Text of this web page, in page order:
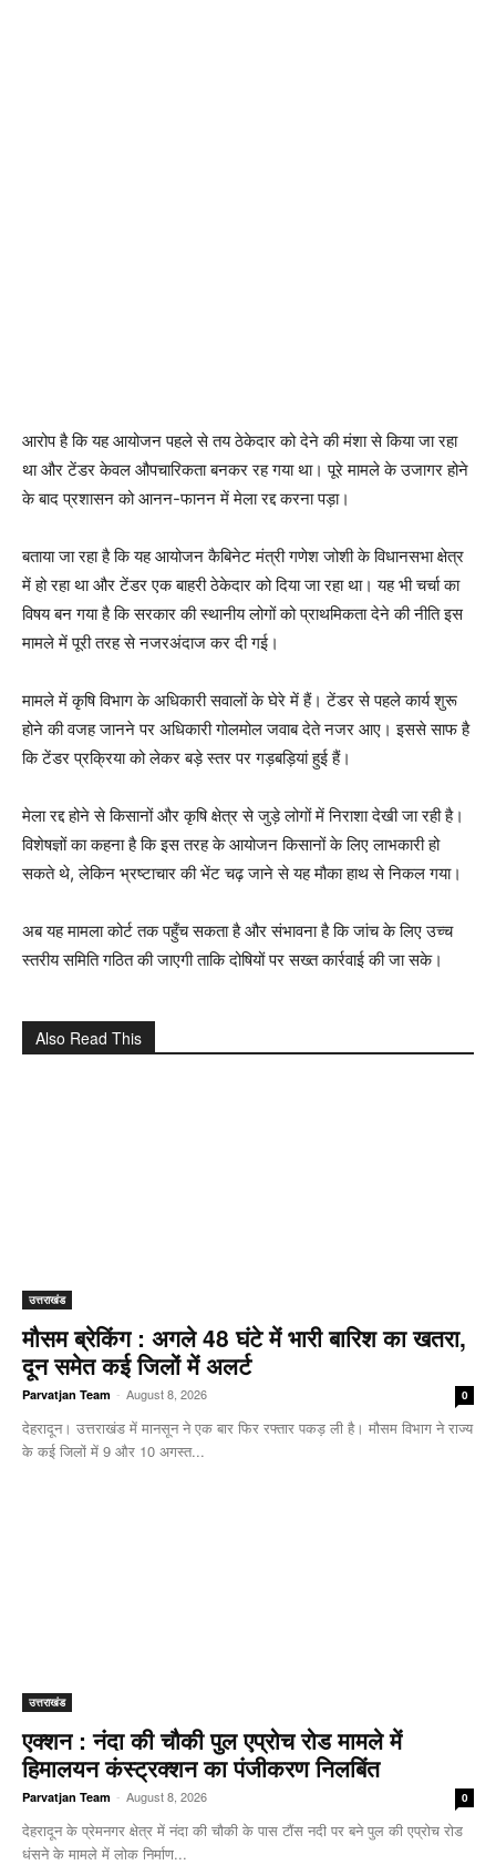
आरोप है कि यह आयोजन पहले से तय ठेकेदार को देने की मंशा से किया जा रहा
था और टेंडर केवल औपचारिकता बनकर रह गया था। पूरे मामले के उजागर होने
के बाद प्रशासन को आनन-फानन में मेला रद्द करना पड़ा।
बताया जा रहा है कि यह आयोजन कैबिनेट मंत्री गणेश जोशी के विधानसभा क्षेत्र
में हो रहा था और टेंडर एक बाहरी ठेकेदार को दिया जा रहा था। यह भी चर्चा का
विषय बन गया है कि सरकार की स्थानीय लोगों को प्राथमिकता देने की नीति इस
मामले में पूरी तरह से नजरअंदाज कर दी गई।
मामले में कृषि विभाग के अधिकारी सवालों के घेरे में हैं। टेंडर से पहले कार्य शुरू
होने की वजह जानने पर अधिकारी गोलमोल जवाब देते नजर आए। इससे साफ है
कि टेंडर प्रक्रिया को लेकर बड़े स्तर पर गड़बड़ियां हुई हैं।
मेला रद्द होने से किसानों और कृषि क्षेत्र से जुड़े लोगों में निराशा देखी जा रही है।
विशेषज्ञों का कहना है कि इस तरह के आयोजन किसानों के लिए लाभकारी हो
सकते थे, लेकिन भ्रष्टाचार की भेंट चढ़ जाने से यह मौका हाथ से निकल गया।
अब यह मामला कोर्ट तक पहुँच सकता है और संभावना है कि जांच के लिए उच्च
स्तरीय समिति गठित की जाएगी ताकि दोषियों पर सख्त कार्रवाई की जा सके।
Also Read This
उत्तराखंड
मौसम ब्रेकिंग : अगले 48 घंटे में भारी बारिश का खतरा,
दून समेत कई जिलों में अलर्ट
Parvatjan Team - August 8, 2026 0
देहरादून। उत्तराखंड में मानसून ने एक बार फिर रफ्तार पकड़ ली है। मौसम विभाग ने राज्य
के कई जिलों में 9 और 10 अगस्त...
उत्तराखंड
एक्शन : नंदा की चौकी पुल एप्रोच रोड मामले में
हिमालयन कंस्ट्रक्शन का पंजीकरण निलबिंत
Parvatjan Team - August 8, 2026 0
देहरादून के प्रेमनगर क्षेत्र में नंदा की चौकी के पास टौंस नदी पर बने पुल की एप्रोच रोड
धंसने के मामले में लोक निर्माण...